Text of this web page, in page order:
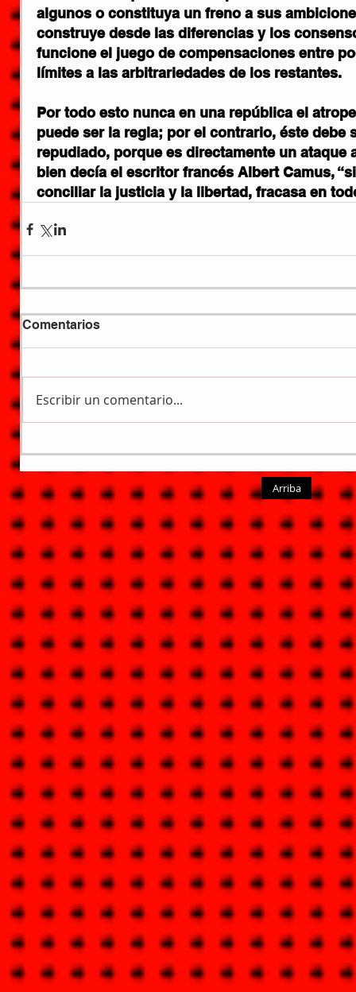
algunos o constituya un freno a sus
construye desde las diferencias y los
funcione el juego de compensaciones entre
límites a las arbitrariedades de los restantes.
Por todo esto nunca en una república el
puede ser la regla; por el contrario, éste debe
repudiado, porque es directamente un ataque
bien decía el escritor francés Albert Camus,
conciliar la justicia y la libertad, fracasa en
Comentarios
Escribir un comentario...
Arriba